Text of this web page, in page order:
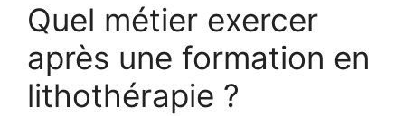
Quel métier exercer
après une formation en
lithothérapie ?